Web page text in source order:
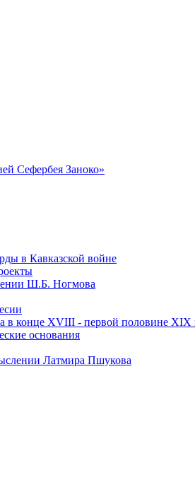
Сефербея Заноко»
в Кавказской войне
Ш.Б. Ногмова
в конце XVIII - первой половине
основания
Латмира Пшукова